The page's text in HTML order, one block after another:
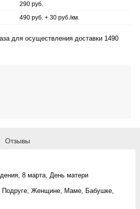
290 руб.
490 руб. + 30 руб./км.
для осуществления доставки 1490
Отзывы
, 8 марта, День матери
Подруге, Женщине, Маме, Бабушке,